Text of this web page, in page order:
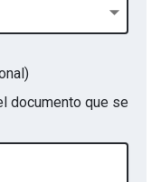
documento que se